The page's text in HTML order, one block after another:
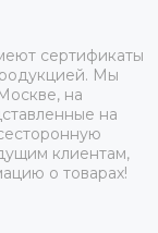
сертификаты
Мы
на
на
клиентам,
о товарах!